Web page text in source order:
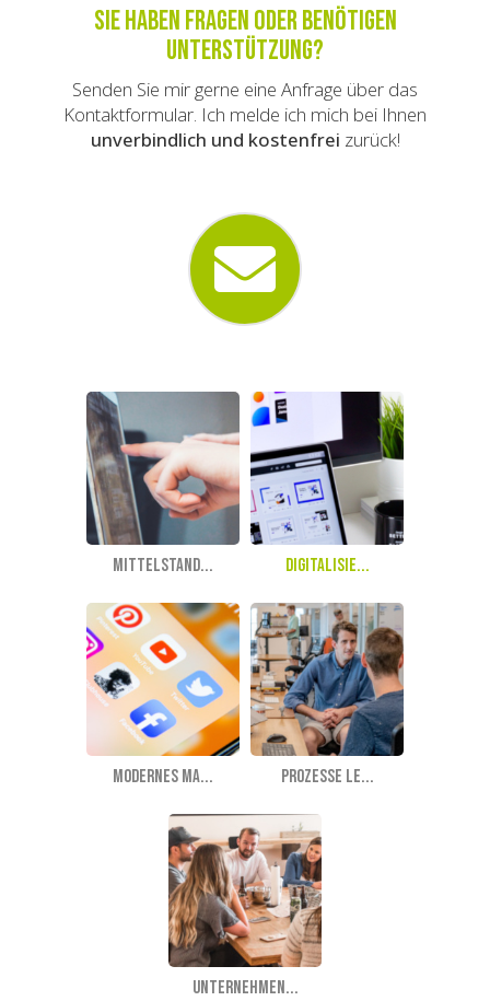
Sie haben Fragen oder benötigen
Unterstützung?
Senden Sie mir gerne eine Anfrage über das
Kontaktformular. Ich melde ich mich bei Ihnen
unverbindlich und kostenfrei zurück!
Mittelstand... Digitalisie...
modernes Ma... Prozesse le...
Unternehmen...